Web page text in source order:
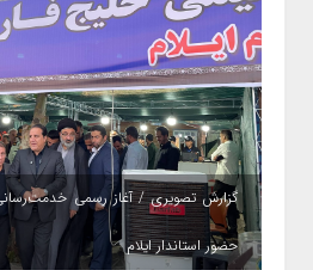
گزارش تصویری / آغاز رسمی
حضور استاندار ایلام